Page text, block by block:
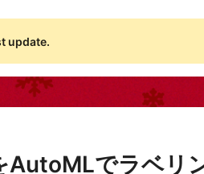
update.
でラベリ